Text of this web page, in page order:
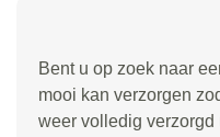
Bent u op zoek naar
mooi kan verzorgen
weer volledig